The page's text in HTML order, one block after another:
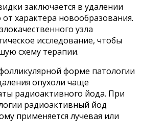
заключается в удалении
характера новообразования.
узла
исследование, чтобы
схему терапии.
форме патологии
опухоли чаще
радиоактивного йода. При
радиоактивный йод
применяется лучевая или